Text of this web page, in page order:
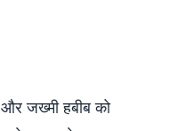
जख्मी हबीब को